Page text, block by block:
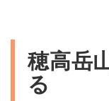
穂高岳
る